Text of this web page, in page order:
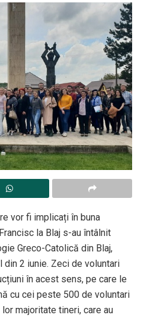
vor fi implicați în buna
la Blaj s-au întâlnit
Greco-Catolică din Blaj,
2 iunie. Zeci de voluntari
în acest sens, pe care le
cu cei peste 500 de voluntari
majoritate tineri, care au